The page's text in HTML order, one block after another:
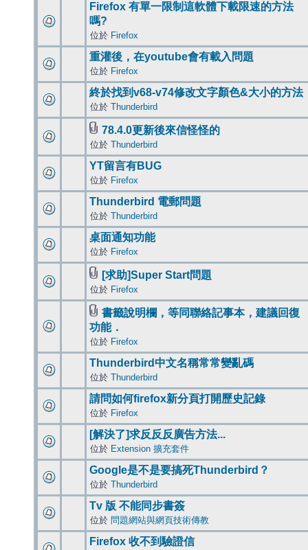
Firefox 有單一限制這軟體下載限速的方法
嗎?
位於 Firefox
重灌後，在youtube會有載入問題
位於 Firefox
終於找到v68-v74修改文字顏色&大小的方法
位於 Thunderbird
78.4.0更新後來信怪怪的
位於 Thunderbird
YT留言有BUG
位於 Firefox
Thunderbird 電郵問題
位於 Thunderbird
桌面通知功能
位於 Firefox
[求助]Super Start問題
位於 Firefox
書籤說明欄，等同聯絡記事本，建議回復
功能．
位於 Firefox
Thunderbird中文名稱常常變亂碼
位於 Thunderbird
請問如何firefox新分頁打開歷史記錄
位於 Firefox
[解決了]求反反反廣告方法...
位於 Extension 擴充套件
Google是不是要搞死Thunderbird？
位於 Thunderbird
Tv 版 不能同步書簽
位於 問題網站與網頁技術傳教
Firefox 收不到驗證信